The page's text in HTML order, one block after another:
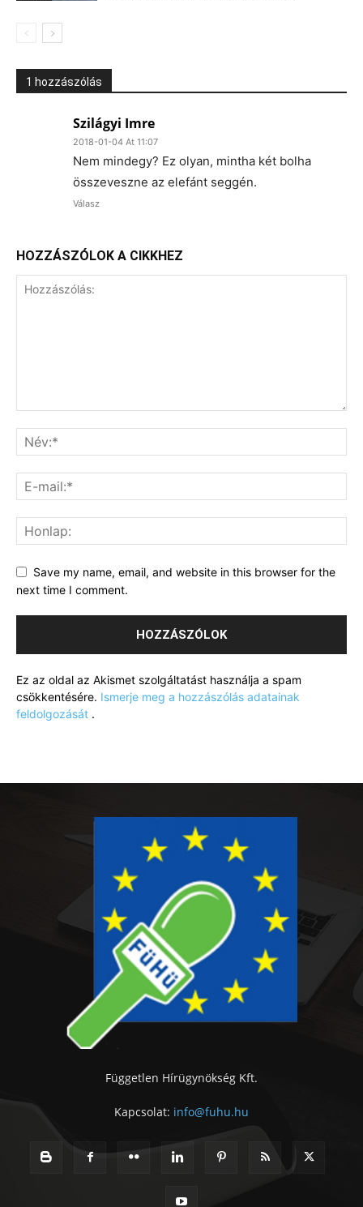
1 hozzászólás
Szilágyi Imre
2018-01-04 At 11:07
Nem mindegy? Ez olyan, mintha két bolha
összeveszne az elefánt seggén.
Válasz
HOZZÁSZÓLOK A CIKKHEZ
Save my name, email, and website in this browser for the
next time I comment.
Ez az oldal az Akismet szolgáltatást használja a spam
csökkentésére. Ismerje meg a hozzászólás adatainak
feldolgozását .
Független Hírügynökség Kft.
Kapcsolat: info@fuhu.hu